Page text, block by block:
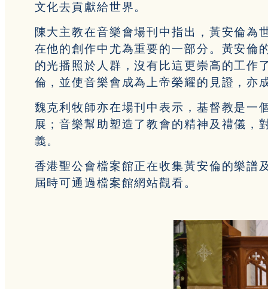
文化去貢獻給世界。
陳大主教在音樂會場刊中指出，黃安倫為
在他的創作中尤為重要的一部分。黃安倫
的光播照於人群，沒有比這更崇高的工作
倫，並使音樂會成為上帝榮耀的見證，亦
魏克利牧師亦在場刊中表示，基督教是一
展；音樂幫助塑造了教會的精神及禮儀，
義。
香港聖公會檔案館正在收集黃安倫的樂譜
屆時可通過檔案館網站觀看。